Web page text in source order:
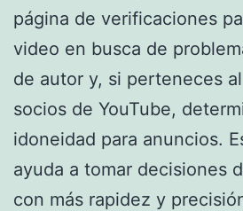
página de verificaciones
video en busca de
de autor y, si perteneces
socios de YouTube,
idoneidad para anuncios.
ayuda a tomar decisiones
con más rapidez y